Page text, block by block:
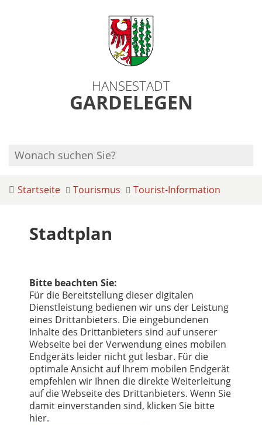
HANSESTADT
GARDELEGEN
Startseite Tourismus Tourist-Information
Stadtplan
Bitte beachten Sie:
Für die Bereitstellung dieser digitalen
Dienstleistung bedienen wir uns der Leistung
eines Drittanbieters. Die eingebundenen
Inhalte des Drittanbieters sind auf unserer
Webseite bei der Verwendung eines mobilen
Endgeräts leider nicht gut lesbar. Für die
optimale Ansicht auf Ihrem mobilen Endgerät
empfehlen wir Ihnen die direkte Weiterleitung
auf die Webseite des Drittanbieters. Wenn Sie
damit einverstanden sind, klicken Sie bitte
hier.